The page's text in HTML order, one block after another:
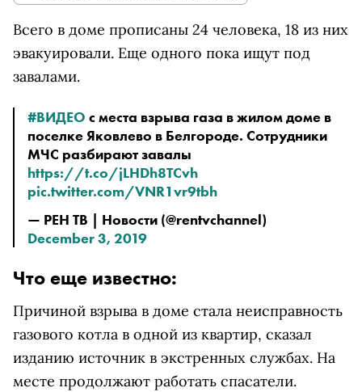
Всего в доме прописаны 24 человека, 18 из них
эвакуировали. Еще одного пока ищут под
завалами.
#ВИДЕО с места взрыва газа в жилом доме в
поселке Яковлево в Белгороде. Сотрудники
МЧС разбирают завалы
https://t.co/jLHDh8TCvh
pic.twitter.com/VNR1vr9tbh
— РЕН ТВ | Новости (@rentvchannel)
December 3, 2019
Что еще известно:
Причиной взрыва в доме стала неисправность
газового котла в одной из квартир, сказал
изданию источник в экстренных службах. На
месте продолжают работать спасатели.